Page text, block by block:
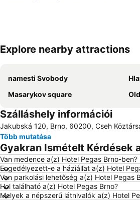
Explore nearby attractions
namesti Svobody
Masarykov square
Szálláshely információi
Jakubská 120, Brno, 60200, Cseh
Több mutatása
Gyakran Ismételt Kérdések
Van medence a(z) Hotel Pegas Brno-ben?
Engedélyezett-e a háziállat a(z) Hotel
Van parkolási lehetőség a(z) Hotel Pegas
Hol található a(z) Hotel Pegas Brno?
Melyek a népszerű látnivalók a(z) Hotel